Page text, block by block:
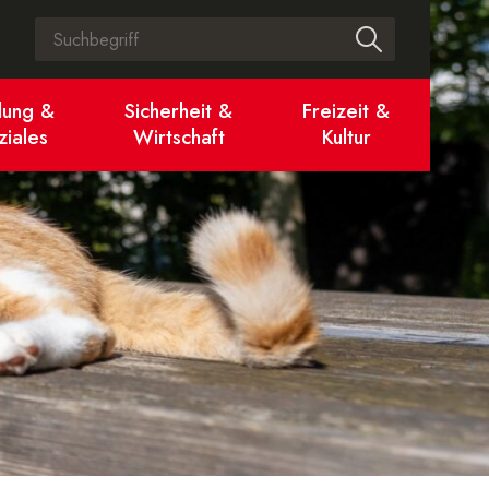
Suchbegriff
Suche
&
Sicherheit &
Wirtschaft
Freizeit &
Kultur